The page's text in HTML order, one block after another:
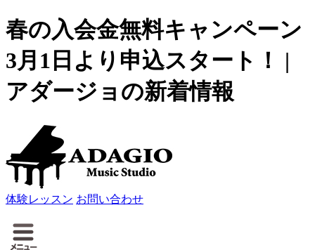
春の入会金無料キャンペーン
3月1日より申込スタート！ |
アダージョの新着情報
体験レッスン お問い合わせ